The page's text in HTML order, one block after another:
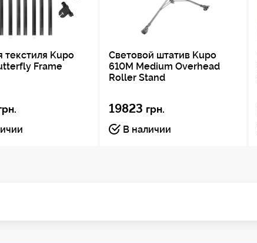
текстиля Kupo
Frame
Световой штатив Kupo
610M Medium Overhead
Roller Stand
19823 грн.
В наличии